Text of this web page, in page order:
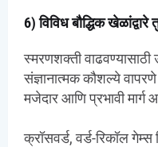
6) विविध बौद्धिक
स्मरणशक्ती
संज्ञानात्मक कौशल्ये
मजेदार आणि प्रभावी मार्ग
क्रॉसवर्ड, वर्ड-रिकॉल